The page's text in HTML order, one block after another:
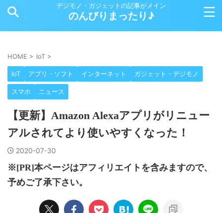
デジモノ・ガジェットの記事がメイン
のんびりまったり♪
HOME > IoT >
IoT アプリ・ソフト インターネット ガジェット・デジモノ
スマホ ニュース
【更新】Amazon Alexaアプリがリニュー
アルされてより使いやすくなった！
2020-07-30
※[PR]本ページはアフィリエイトを含みますので、
予めご了承下さい。